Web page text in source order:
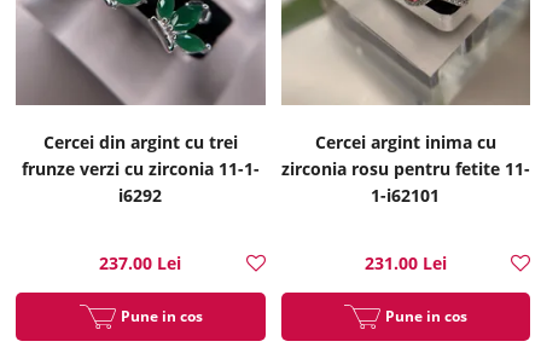
Cercei din argint cu trei
frunze verzi cu zirconia 11-1-
i6292
237.00 Lei
Pune in cos
Cercei argint inima cu
zirconia rosu pentru fetite 11-
1-i62101
231.00 Lei
Pune in cos